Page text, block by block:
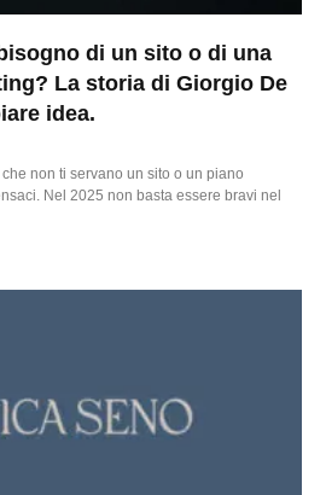
di un sito o di una
La storia di Giorgio De
idea.
non ti servano un sito o un piano
Nel 2025 non basta essere bravi nel